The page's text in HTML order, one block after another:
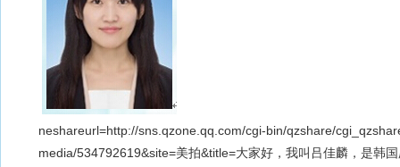
neshareurl=http://sns.qzone.qq.com/cgi-bin/qzshare/
media/534792619&site=美拍&title=大家好，我叫吕佳麟，是韩